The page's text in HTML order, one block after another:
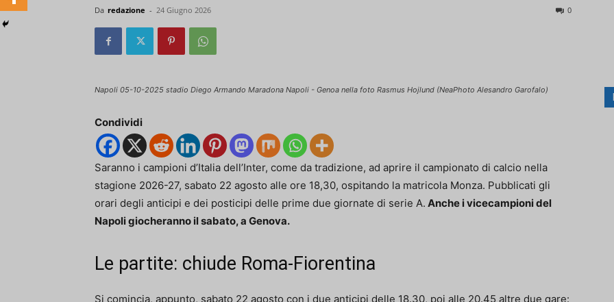
Da redazione - 24 Giugno 2026 0
Napoli 05-10-2025 stadio Diego Armando Maradona Napoli - Genoa nella foto Rasmus Hojlund (NeaPhoto Alesandro Garofalo)
Condividi
Saranno i campioni d’Italia dell’Inter, come da tradizione, ad aprire il campionato di calcio nella
stagione 2026-27, sabato 22 agosto alle ore 18,30, ospitando la matricola Monza. Pubblicati gli
orari degli anticipi e dei posticipi delle prime due giornate di serie A. Anche i vicecampioni del
Napoli giocheranno il sabato, a Genova.
Le partite: chiude Roma-Fiorentina
Si comincia, appunto, sabato 22 agosto con i due anticipi delle 18.30, poi alle 20.45 altre due gare: